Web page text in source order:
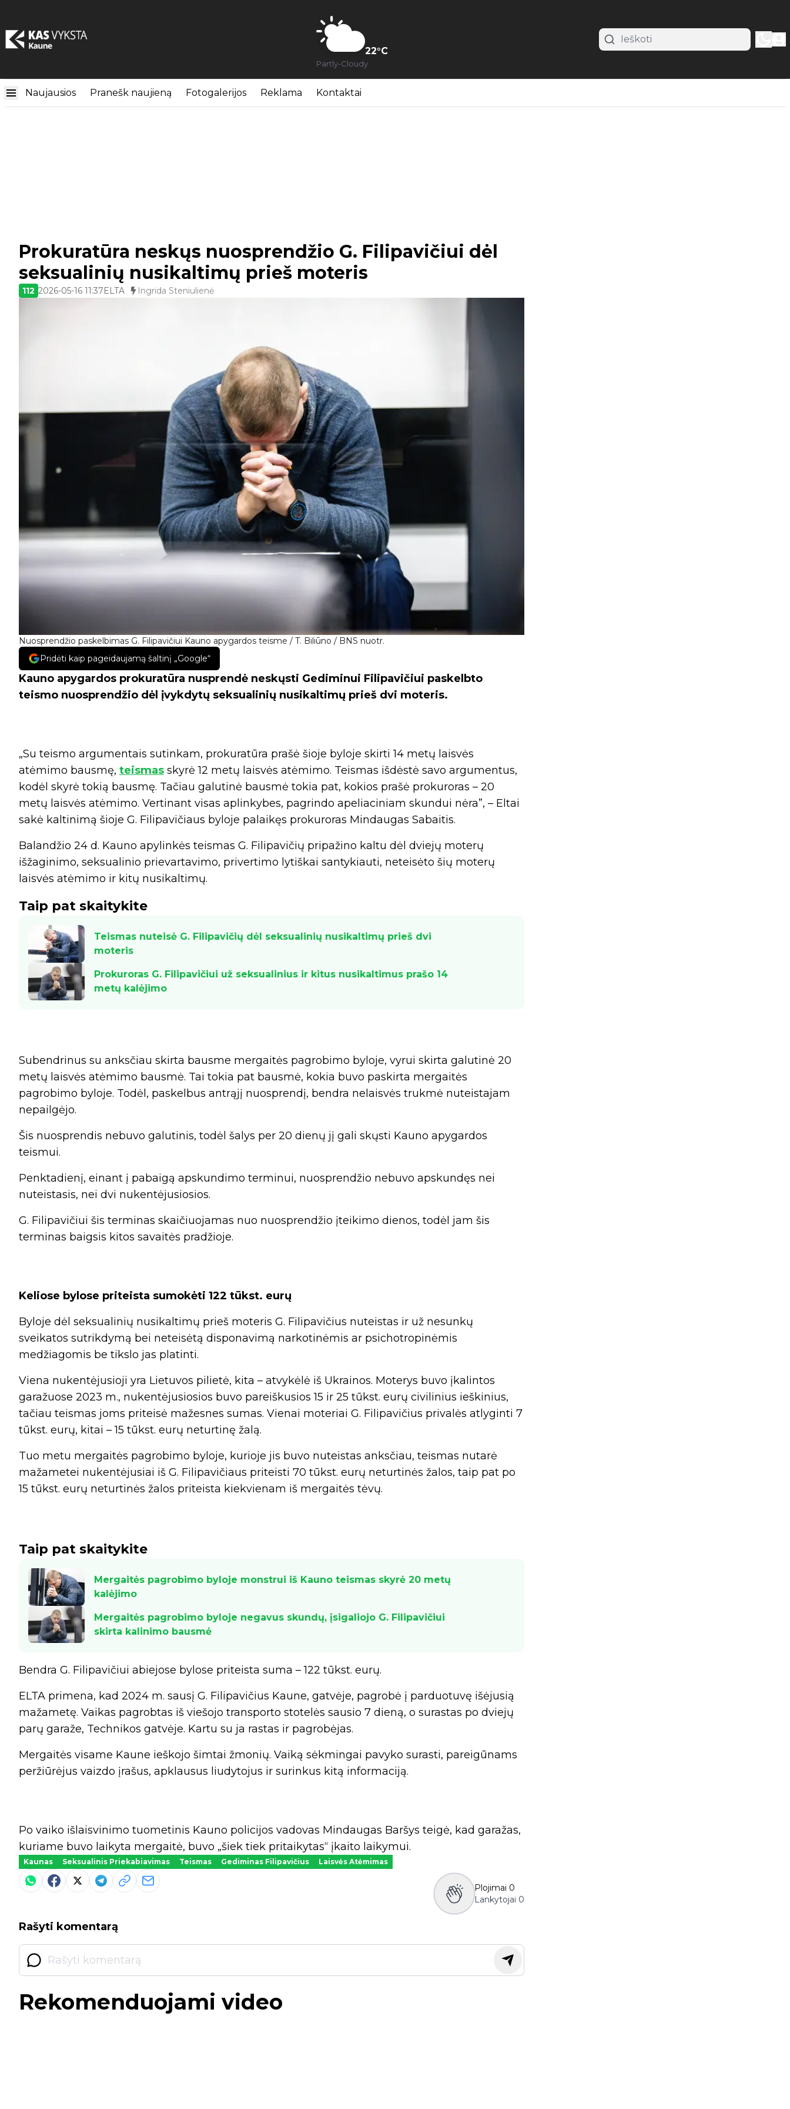
22°C
Partly-Cloudy
Naujausios Pranešk naujieną Fotogalerijos Reklama Kontaktai
Nuosprendžio paskelbimas G. Filipavičiui Kauno apygardos teisme / T. Biliūno / BNS nuotr.
Prokuratūra neskųs nuosprendžio G. Filipavičiui dėl
seksualinių nusikaltimų prieš moteris
112 2026-05-16 11:37ELTA Ingrida Steniulienė
Pridėti kaip pageidaujamą šaltinį „Google“
Kauno apygardos prokuratūra nusprendė neskųsti Gediminui Filipavičiui paskelbto
teismo nuosprendžio dėl įvykdytų seksualinių nusikaltimų prieš dvi moteris.
„Su teismo argumentais sutinkam, prokuratūra prašė šioje byloje skirti 14 metų laisvės
atėmimo bausmę, teismas skyrė 12 metų laisvės atėmimo. Teismas išdėstė savo argumentus,
kodėl skyrė tokią bausmę. Tačiau galutinė bausmė tokia pat, kokios prašė prokuroras – 20
metų laisvės atėmimo. Vertinant visas aplinkybes, pagrindo apeliaciniam skundui nėra”, – Eltai
sakė kaltinimą šioje G. Filipavičiaus byloje palaikęs prokuroras Mindaugas Sabaitis.
Balandžio 24 d. Kauno apylinkės teismas G. Filipavičių pripažino kaltu dėl dviejų moterų
išžaginimo, seksualinio prievartavimo, privertimo lytiškai santykiauti, neteisėto šių moterų
laisvės atėmimo ir kitų nusikaltimų.
Taip pat skaitykite
Teismas nuteisė G. Filipavičių dėl seksualinių nusikaltimų prieš dvi
moteris
Prokuroras G. Filipavičiui už seksualinius ir kitus nusikaltimus prašo 14
metų kalėjimo
Subendrinus su anksčiau skirta bausme mergaitės pagrobimo byloje, vyrui skirta galutinė 20
metų laisvės atėmimo bausmė. Tai tokia pat bausmė, kokia buvo paskirta mergaitės
pagrobimo byloje. Todėl, paskelbus antrąjį nuosprendį, bendra nelaisvės trukmė nuteistajam
nepailgėjo.
Šis nuosprendis nebuvo galutinis, todėl šalys per 20 dienų jį gali skųsti Kauno apygardos
teismui.
Penktadienį, einant į pabaigą apskundimo terminui, nuosprendžio nebuvo apskundęs nei
nuteistasis, nei dvi nukentėjusiosios.
G. Filipavičiui šis terminas skaičiuojamas nuo nuosprendžio įteikimo dienos, todėl jam šis
terminas baigsis kitos savaitės pradžioje.
Keliose bylose priteista sumokėti 122 tūkst. eurų
Byloje dėl seksualinių nusikaltimų prieš moteris G. Filipavičius nuteistas ir už nesunkų
sveikatos sutrikdymą bei neteisėtą disponavimą narkotinėmis ar psichotropinėmis
medžiagomis be tikslo jas platinti.
Viena nukentėjusioji yra Lietuvos pilietė, kita – atvykėlė iš Ukrainos. Moterys buvo įkalintos
garažuose 2023 m., nukentėjusiosios buvo pareiškusios 15 ir 25 tūkst. eurų civilinius ieškinius,
tačiau teismas joms priteisė mažesnes sumas. Vienai moteriai G. Filipavičius privalės atlyginti 7
tūkst. eurų, kitai – 15 tūkst. eurų neturtinę žalą.
Tuo metu mergaitės pagrobimo byloje, kurioje jis buvo nuteistas anksčiau, teismas nutarė
mažametei nukentėjusiai iš G. Filipavičiaus priteisti 70 tūkst. eurų neturtinės žalos, taip pat po
15 tūkst. eurų neturtinės žalos priteista kiekvienam iš mergaitės tėvų.
Taip pat skaitykite
Mergaitės pagrobimo byloje monstrui iš Kauno teismas skyrė 20 metų
kalėjimo
Mergaitės pagrobimo byloje negavus skundų, įsigaliojo G. Filipavičiui
skirta kalinimo bausmė
Bendra G. Filipavičiui abiejose bylose priteista suma – 122 tūkst. eurų.
ELTA primena, kad 2024 m. sausį G. Filipavičius Kaune, gatvėje, pagrobė į parduotuvę išėjusią
mažametę. Vaikas pagrobtas iš viešojo transporto stotelės sausio 7 dieną, o surastas po dviejų
parų garaže, Technikos gatvėje. Kartu su ja rastas ir pagrobėjas.
Mergaitės visame Kaune ieškojo šimtai žmonių. Vaiką sėkmingai pavyko surasti, pareigūnams
peržiūrėjus vaizdo įrašus, apklausus liudytojus ir surinkus kitą informaciją.
Po vaiko išlaisvinimo tuometinis Kauno policijos vadovas Mindaugas Baršys teigė, kad garažas,
kuriame buvo laikyta mergaitė, buvo „šiek tiek pritaikytas“ įkaito laikymui.
Kaunas Seksualinis Priekabiavimas Teismas Gediminas Filipavičius Laisvės Atėmimas
Plojimai 0
Lankytojai 0
Rašyti komentarą
Rekomenduojami video